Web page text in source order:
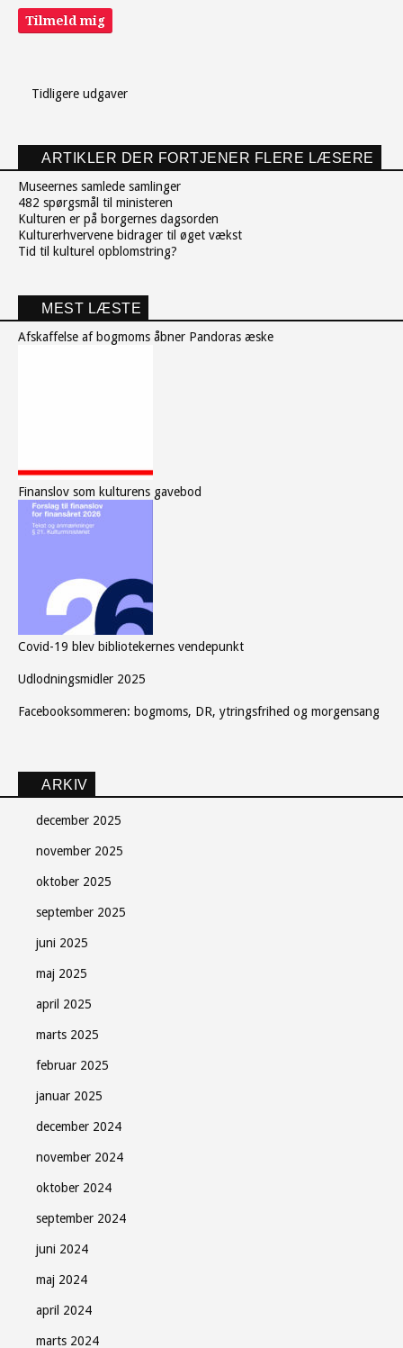
Tilmeld mig
Tidligere udgaver
ARTIKLER DER FORTJENER FLERE LÆSERE
Museernes samlede samlinger
482 spørgsmål til ministeren
Kulturen er på borgernes dagsorden
Kulturerhvervene bidrager til øget vækst
Tid til kulturel opblomstring?
MEST LÆSTE
Afskaffelse af bogmoms åbner Pandoras æske
Finanslov som kulturens gavebod
Covid-19 blev bibliotekernes vendepunkt
Udlodningsmidler 2025
Facebooksommeren: bogmoms, DR, ytringsfrihed og morgensang
ARKIV
december 2025
november 2025
oktober 2025
september 2025
juni 2025
maj 2025
april 2025
marts 2025
februar 2025
januar 2025
december 2024
november 2024
oktober 2024
september 2024
juni 2024
maj 2024
april 2024
marts 2024